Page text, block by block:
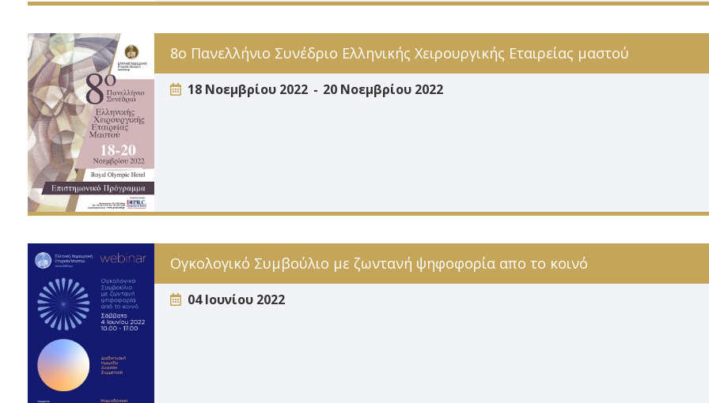
8ο Πανελλήνιο Συνέδριο Ελληνικής Χειρουργικής Εταιρείας μαστού
18 Νοεμβρίου 2022 20 Νοεμβρίου 2022
Ογκολογικό Συμβούλιο με ζωντανή ψηφοφορία απο το κοινό
04 Ιουνίου 2022